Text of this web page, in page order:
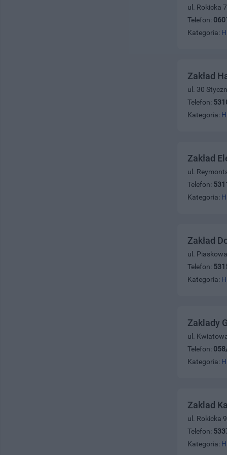
ul. Rokicka
Telefon:
Kategoria:
Zakład
ul. 30
Telefon:
Kategoria:
Zakład
ul.
Telefon:
Kategoria:
Zakład
ul.
Telefon:
Kategoria:
Zaklady
ul.
Telefon:
Kategoria:
Zaklad
ul. Rokicka
Telefon:
Kategoria: